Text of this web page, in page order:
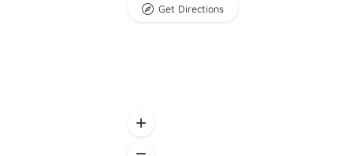
Get Directions